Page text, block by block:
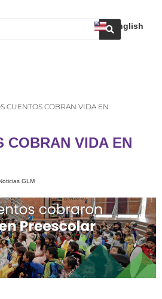
English
CUENTOS COBRAN VIDA EN
COBRAN VIDA EN
GLM